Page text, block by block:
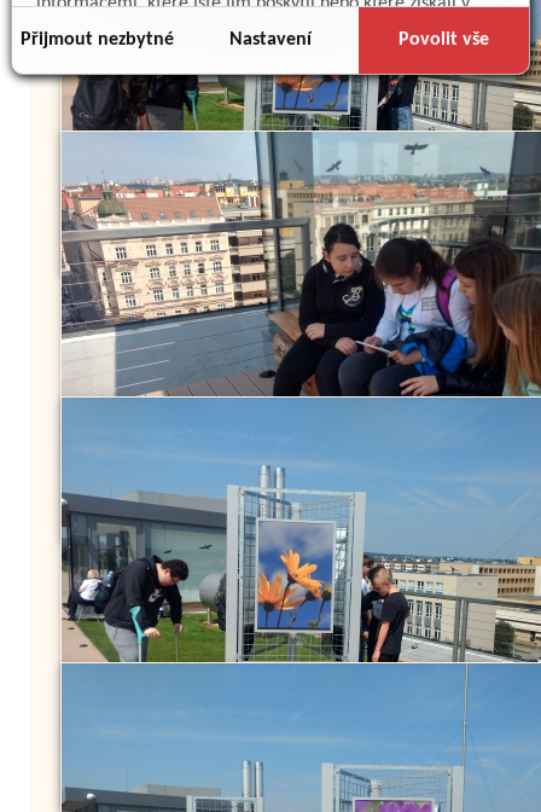
důsledku toho, že používáte jejich služby.
Přijmout nezbytné Nastavení Povolit vše